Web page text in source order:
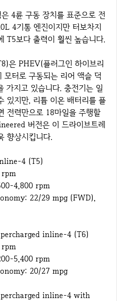
4륜 구동 장치를 표준으로 전
4기통 엔진이지만 터보차지
T5보다 출력이 훨씬 높습니다.
은 PHEV(플러그인 하이브리
터로 구동되는 리어 액슬 덕
가지고 있습니다. 충전기는 일
있지만, 리튬 이온 배터리를 플
전력만으로 18마일을 주행할
버전은 이 드라이브트레
향상시킵니다.
4 (T5)
rpm
4,800 rpm
22/29 mpg (FWD),
inline-4 (T6)
rpm
5,400 rpm
20/27 mpg
inline-4 with